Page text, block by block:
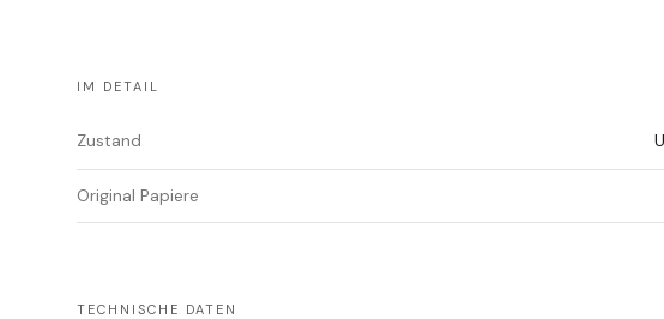
IM DETAIL
Zustand
Original Papiere
TECHNISCHE DATEN